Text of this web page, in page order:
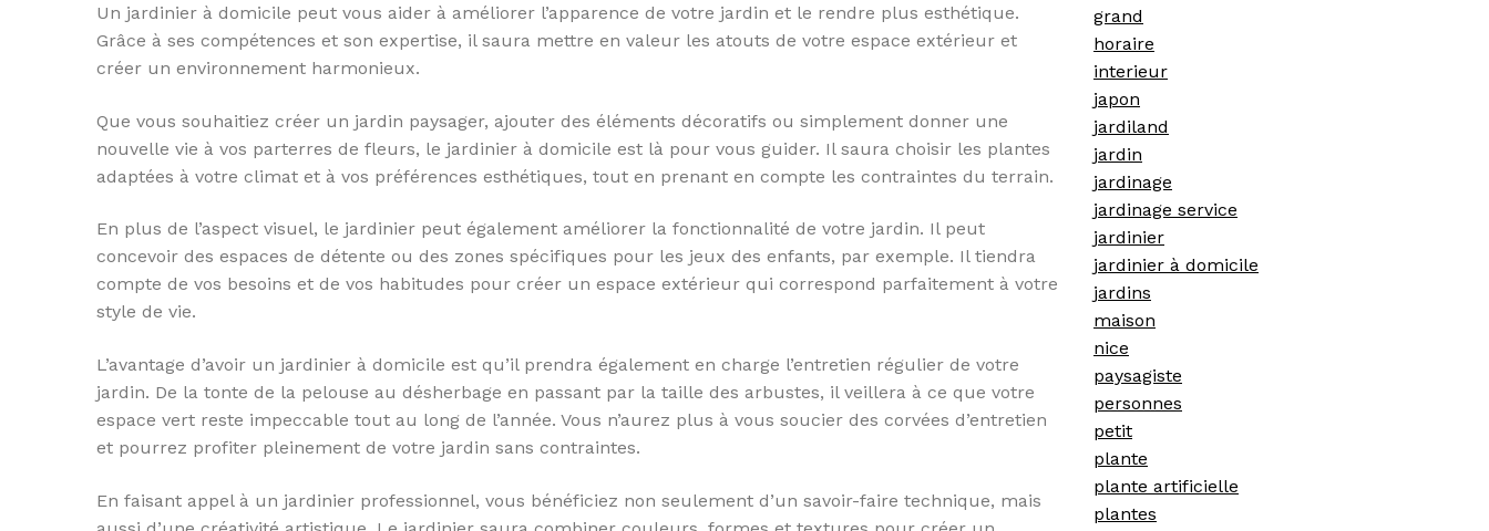
Un jardinier à domicile peut vous aider à améliorer l’apparence de votre jardin et le rendre plus esthétique.
Grâce à ses compétences et son expertise, il saura mettre en valeur les atouts de votre espace extérieur et
créer un environnement harmonieux.
Que vous souhaitiez créer un jardin paysager, ajouter des éléments décoratifs ou simplement donner une
nouvelle vie à vos parterres de fleurs, le jardinier à domicile est là pour vous guider. Il saura choisir les plantes
adaptées à votre climat et à vos préférences esthétiques, tout en prenant en compte les contraintes du terrain.
En plus de l’aspect visuel, le jardinier peut également améliorer la fonctionnalité de votre jardin. Il peut
concevoir des espaces de détente ou des zones spécifiques pour les jeux des enfants, par exemple. Il tiendra
compte de vos besoins et de vos habitudes pour créer un espace extérieur qui correspond parfaitement à votre
style de vie.
L’avantage d’avoir un jardinier à domicile est qu’il prendra également en charge l’entretien régulier de votre
jardin. De la tonte de la pelouse au désherbage en passant par la taille des arbustes, il veillera à ce que votre
espace vert reste impeccable tout au long de l’année. Vous n’aurez plus à vous soucier des corvées d’entretien
et pourrez profiter pleinement de votre jardin sans contraintes.
En faisant appel à un jardinier professionnel, vous bénéficiez non seulement d’un savoir-faire technique, mais
grand
horaire
interieur
japon
jardiland
jardin
jardinage
jardinage service
jardinier
jardinier à domicile
jardins
maison
nice
paysagiste
personnes
petit
plante
plante artificielle
plantes